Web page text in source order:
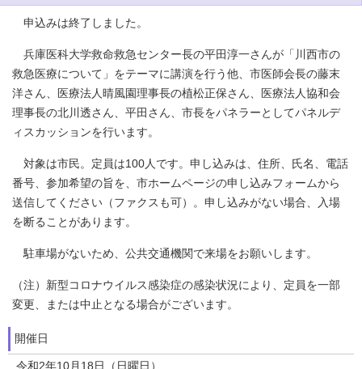
申込みは終了しました。
兵庫医科大学救命救急センター長の平田淳一さんが「川西市の
救急医療について」をテーマに講演を行う他、市医師会長の藤末
洋さん、医療法人晴風園理事長の植松正保さん、医療法人協和会
理事長の北川透さん、平田さん、市長をパネラーとしてパネルデ
ィスカッションを行います。
対象は市民。定員は100人です。申し込みは、住所、氏名、電話
番号、参加希望の旨を、市ホームページの申し込みフォームから
送信してください（ファクスも可）。申し込みがない場合、入場
を断ることがあります。
駐車場がないため、公共交通機関で来場をお願いします。
（注）新型コロナウイルス感染症の感染状況により、定員を一部
変更、または中止となる場合がございます。
開催日
令和2年10月18日（日曜日）